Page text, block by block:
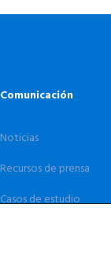
Comunicación
Noticias
Recursos de prensa
Casos de estudio